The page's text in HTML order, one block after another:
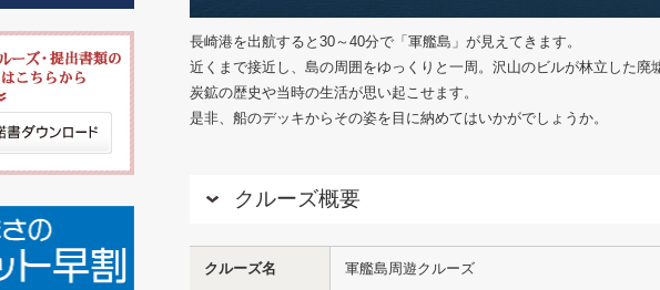
長崎港を出航すると30～40分で「軍艦島」が見えてきます。
近くまで接近し、島の周囲をゆっくりと一周。沢山のビルが林立した廃
炭鉱の歴史や当時の生活が思い起こせます。
是非、船のデッキからその姿を目に納めてはいかがでしょうか。
クルーズ概要
クルーズ名 軍艦島周遊クルーズ